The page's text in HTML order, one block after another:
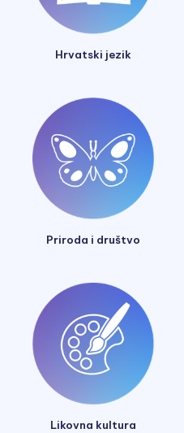
Hrvatski jezik
Priroda i društvo
Likovna kultura